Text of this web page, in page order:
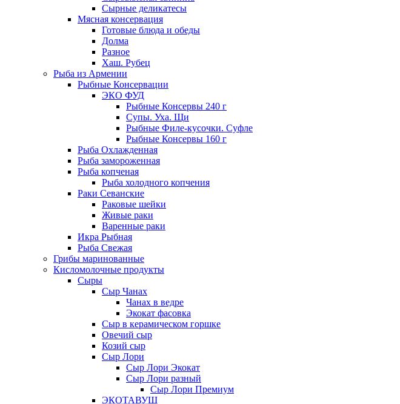
Сырные деликатесы
Мясная консервация
Готовые блюда и обеды
Долма
Разное
Хаш. Рубец
Рыба из Армении
Рыбные Консервации
ЭКО ФУД
Рыбные Консервы 240 г
Супы. Уха. Щи
Рыбные Филе-кусочки. Суфле
Рыбные Консервы 160 г
Рыба Охлажденная
Рыба замороженная
Рыба копченая
Рыба холодного копчения
Раки Севанские
Раковые шейки
Живые раки
Варенные раки
Икра Рыбная
Рыба Свежая
Грибы маринованные
Кисломолочные продукты
Сыры
Сыр Чанах
Чанах в ведре
Экокат фасовка
Сыр в керамическом горшке
Овечий сыр
Козий сыр
Сыр Лори
Сыр Лори Экокат
Сыр Лори разный
Сыр Лори Премиум
ЭКОТАВУШ